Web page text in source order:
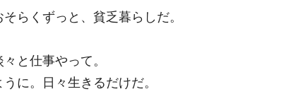
らくずっと、貧乏暮らしだ。
と仕事やって。
に。日々生きるだけだ。